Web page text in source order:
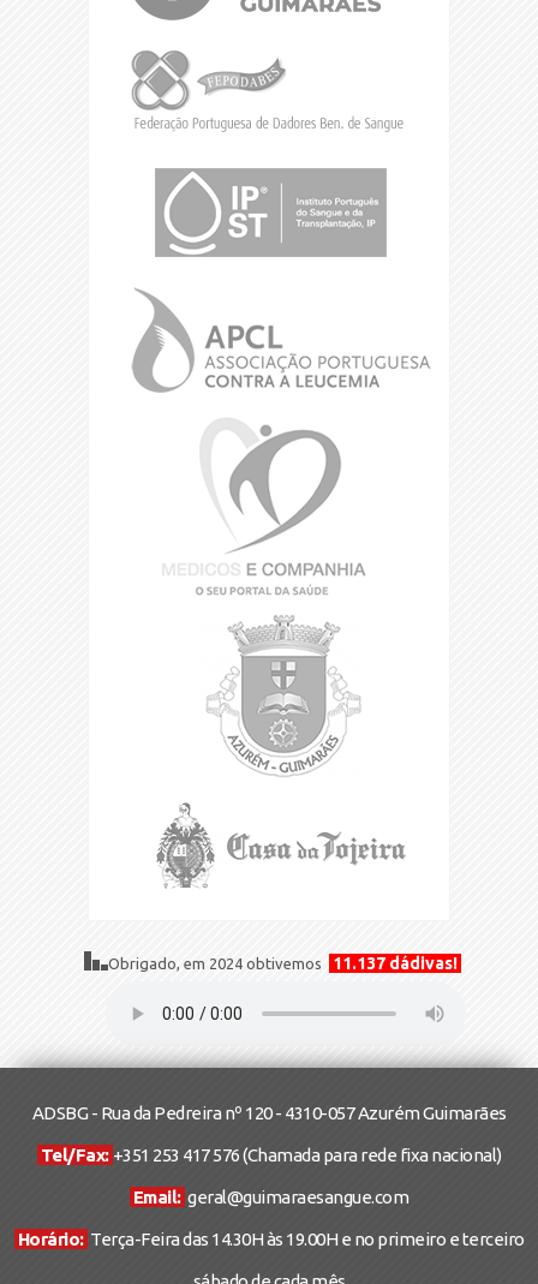
Obrigado, em 2024 obtivemos 11.137 dádivas!
ADSBG - Rua da Pedreira nº 120 - 4310-057 Azurém Guimarães
Tel/Fax: +351 253 417 576(Chamada para rede fixa nacional)
Email: geral@guimaraesangue.com
Horário: Terça-Feira das 14.30H às 19.00H e no primeiro e terceiro